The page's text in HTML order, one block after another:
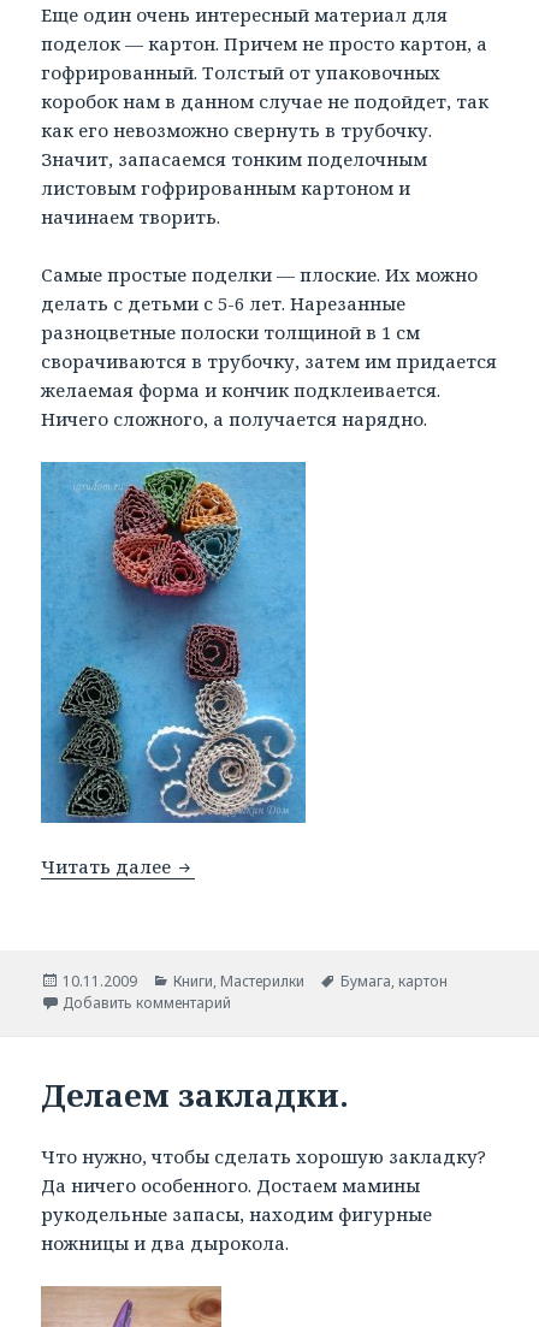
Еще один очень интересный материал для
поделок — картон. Причем не просто картон, а
гофрированный. Толстый от упаковочных
коробок нам в данном случае не подойдет, так
как его невозможно свернуть в трубочку.
Значит, запасаемся тонким поделочным
листовым гофрированным картоном и
начинаем творить.
Самые простые поделки — плоские. Их можно
делать с детьми с 5-6 лет. Нарезанные
разноцветные полоски толщиной в 1 см
сворачиваются в трубочку, затем им придается
желаемая форма и кончик подклеивается.
Ничего сложного, а получается нарядно.
Читать далее Поделки из гофрированного картона.
Опубликовано
10.11.2009 Рубрики
Книги, Мастерилки Метки
Бумага, картон
Добавить комментарий
Делаем закладки.
Что нужно, чтобы сделать хорошую закладку?
Да ничего особенного. Достаем мамины
рукодельные запасы, находим фигурные
ножницы и два дырокола.